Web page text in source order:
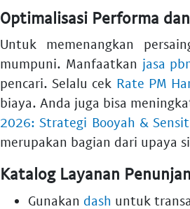
Optimalisasi Performa
Untuk memenangkan
mumpuni. Manfaatkan jasa
pencari. Selalu cek Rate PM
biaya. Anda juga bisa
2026: Strategi Booyah &
merupakan bagian dari upaya
Katalog Layanan
Gunakan dash untuk